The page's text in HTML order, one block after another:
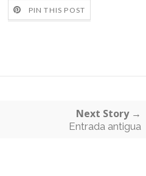
PIN THIS POST
Next Story →
Entrada antigua